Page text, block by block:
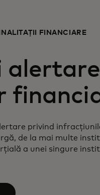
FINANCIARE
privind
de la mai multe
a unei singure